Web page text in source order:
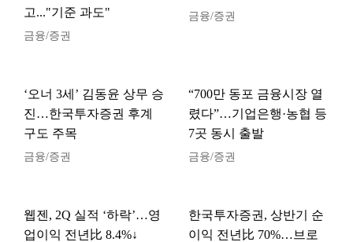
고..."기준 과도"
금융/증권
금융/증권
‘오너 3세’ 김동윤 상무 승
진…한국투자증권 후계
구도 주목
금융/증권
“700만 동포 금융시장 열
렸다”…기업은행·농협 등
7곳 동시 출발
금융/증권
웹젠, 2Q 실적 ‘하락’…영
업이익 전년比 8.4%↓
한국투자증권, 상반기 순
이익 전년比 70%…브로